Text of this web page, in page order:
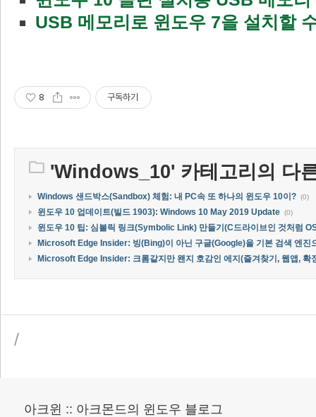
USB 메모리로 윈도우 7을 설치할
8 구독하기
'Windows_10' 카테고리의 다
Windows 샌드박스(Sandbox) 체험: 내 PC속 또 하나의 윈도우 10이? (0)
윈도우 10 업데이트(빌드 1903): Windows 10 May 2019 Update (0)
윈도우 10 팁: 심볼릭 링크(Symbolic Link) 만들기(C드라이브인 것처럼
Microsoft Edge Insider: 빙(Bing)이 아닌 구글(Google)을 기본 검색 엔진
Microsoft Edge Insider: 크롬같지만 왠지 호감인 에지(즐겨찾기, 웹앱, 확
/
아크윈 :: 아크몬드의 윈도우 블로그